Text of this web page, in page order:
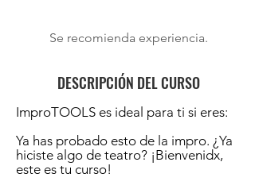
Se recomienda experiencia.
DESCRIPCIÓN DEL CURSO
ImproTOOLS es ideal para ti si eres:​
Ya has probado esto de la impro. ¿Ya
hiciste algo de teatro? ¡Bienvenidx,
este es tu curso!​